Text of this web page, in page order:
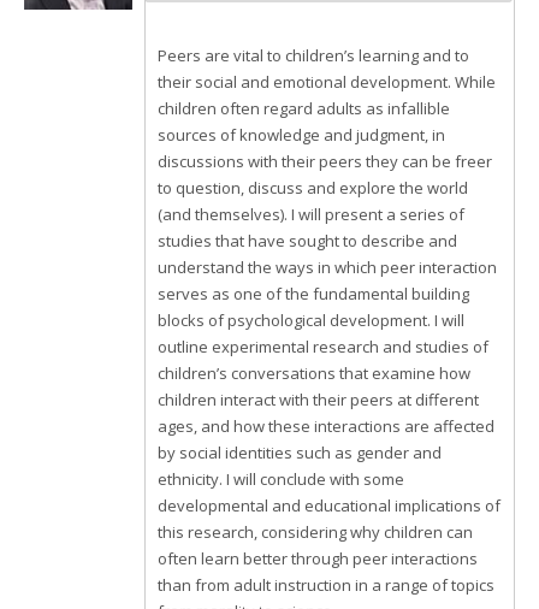
Peers are vital to children’s learning and to
their social and emotional development. While
children often regard adults as infallible
sources of knowledge and judgment, in
discussions with their peers they can be freer
to question, discuss and explore the world
(and themselves). I will present a series of
studies that have sought to describe and
understand the ways in which peer interaction
serves as one of the fundamental building
blocks of psychological development. I will
outline experimental research and studies of
children’s conversations that examine how
children interact with their peers at different
ages, and how these interactions are affected
by social identities such as gender and
ethnicity. I will conclude with some
developmental and educational implications of
this research, considering why children can
often learn better through peer interactions
than from adult instruction in a range of topics